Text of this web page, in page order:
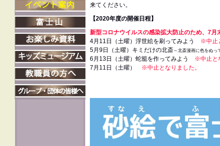
来てください。
【2020年度の開催日程】
新型コロナウイルスの感染拡大防止のため、7
4月11日（土曜）浮世絵を刷ってみよう ※中止
5月9日（土曜）キミだけの北斎 ～北斎漫画に色をぬっ
6月13日（土曜）蛇籠を作ってみよう ※中止と
7月11日（土曜）
※中止となりました。